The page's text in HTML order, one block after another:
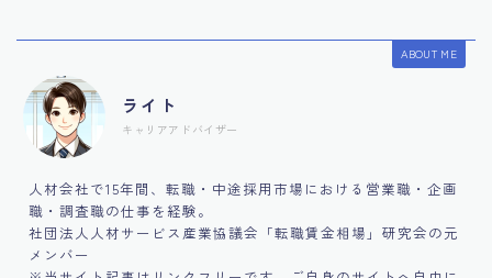
ABOUT ME
ライト
キャリアアドバイザー
人材会社で15年間、転職・中途採用市場における営業職・企画
職・調査職の仕事を経験。
社団法人人材サービス産業協議会「転職賃金相場」研究会の元
メンバー